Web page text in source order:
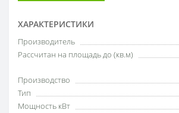
ХАРАКТЕРИСТИКИ
Производитель
Рассчитан на площадь до (кв.м)
Производство
Тип
Мощность кВт